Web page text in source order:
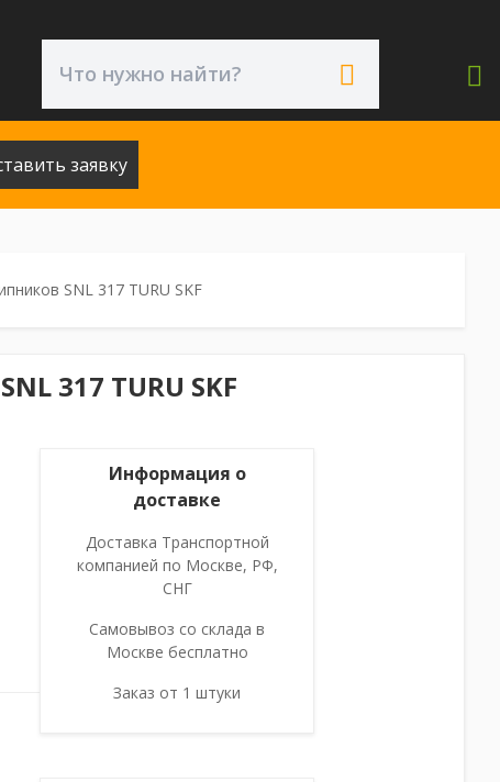
заявку
SNL 317 TURU SKF
317 TURU SKF
Информация о
доставке
Доставка Транспортной
компанией по Москве, РФ,
СНГ
Самовывоз со склада в
Москве бесплатно
Заказ от 1 штуки